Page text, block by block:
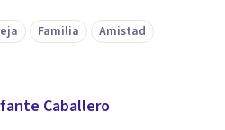
Familia Amistad
Caballero